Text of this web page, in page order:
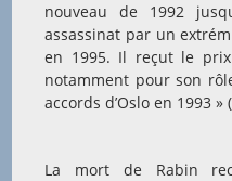
nouveau de 1992
assassinat par un
en 1995. Il reçut le
notamment pour son
accords d’Oslo en 1993 »
La mort de Rabin